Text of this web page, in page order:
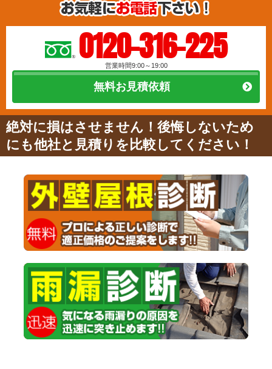
0120-316-225
営業時間9:00～19:00
無料お見積依頼
絶対に損はさせません！後悔しないため
にも他社と見積りを比較してください！